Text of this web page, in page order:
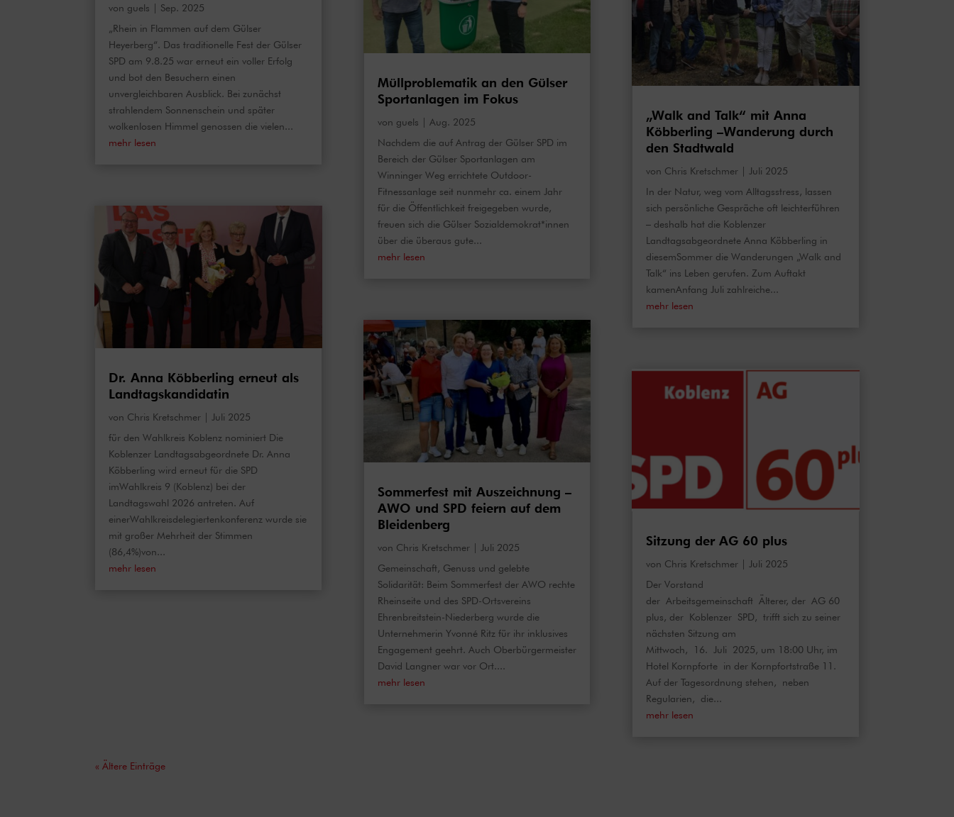
von guels
Sep. 2025
„Rhein in Flammen auf dem Gülser
Heyerberg“. Das traditionelle Fest der Gülser
SPD am 9.8.25 war erneut ein voller Erfolg
und bot den Besuchern einen
unvergleichbaren Ausblick. Bei zunächst
strahlendem Sonnenschein und später
wolkenlosen Himmel genossen die vielen...
mehr lesen
Dr. Anna Köbberling erneut als
Landtagskandidatin
von Chris Kretschmer
Juli 2025
für den Wahlkreis Koblenz nominiert Die
Koblenzer Landtagsabgeordnete Dr. Anna
Köbberling wird erneut für die SPD
imWahlkreis 9 (Koblenz) bei der
Landtagswahl 2026 antreten. Auf
einerWahlkreisdelegiertenkonferenz wurde sie
mit großer Mehrheit der Stimmen
(86,4%)von...
mehr lesen
Müllproblematik an den Gülser
Sportanlagen im Fokus
von guels
Aug. 2025
Nachdem die auf Antrag der Gülser SPD im
Bereich der Gülser Sportanlagen am
Winninger Weg errichtete Outdoor-
Fitnessanlage seit nunmehr ca. einem Jahr
für die Öffentlichkeit freigegeben wurde,
freuen sich die Gülser Sozialdemokrat*innen
über die überaus gute...
mehr lesen
Sommerfest mit Auszeichnung –
AWO und SPD feiern auf dem
Bleidenberg
von Chris Kretschmer|
Juli 2025
Gemeinschaft, Genuss und gelebte
Solidarität: Beim Sommerfest der AWO rechte
Rheinseite und des SPD-Ortsvereins
Ehrenbreitstein-Niederberg wurde die
Unternehmerin Yvonné Ritz für ihr inklusives
Engagement geehrt. Auch Oberbürgermeister
David Langner war vor Ort....
mehr lesen
„Walk and Talk“ mit Anna
Köbberling –Wanderung durch
den Stadtwald
von Chris Kretschmer|
Juli 2025
In der Natur, weg vom Alltagsstress, lassen
sich persönliche Gespräche oft leichterführen
– deshalb hat die Koblenzer
Landtagsabgeordnete Anna Köbberling in
diesemSommer die Wanderungen „Walk and
Talk“ ins Leben gerufen. Zum Auftakt
kamenAnfang Juli zahlreiche...
mehr lesen
Sitzung der AG 60 plus
von Chris Kretschmer|
Juli 2025
Der Vorstand
der Arbeitsgemeinschaft Älterer, der AG 60
plus, der Koblenzer SPD, trifft sich zu seiner
nächsten Sitzung am
Mittwoch, 16. Juli 2025, um 18:00 Uhr, im
Hotel Kornpforte in der Kornpfortstraße 11.
Auf der Tagesordnung stehen, neben
Regularien, die...
mehr lesen
« Ältere Einträge